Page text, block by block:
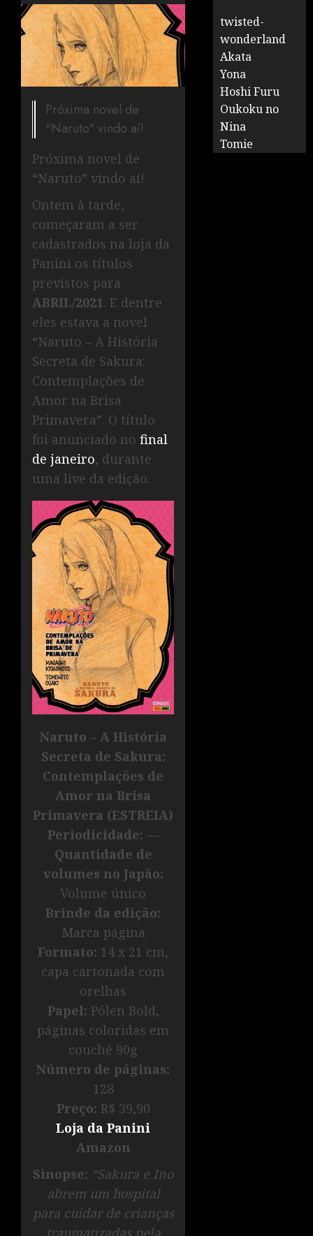
Próxima novel de
"Naruto" vindo aí!
Próxima novel de
“Naruto” vindo aí!
Ontem à tarde,
começaram a ser
cadastrados na loja da
Panini os títulos
previstos para
ABRIL/2021. E dentre
eles estava a novel
“Naruto – A História
Secreta de Sakura:
Contemplações de
Amor na Brisa
Primavera”. O título
foi anunciado no final
de janeiro, durante
uma live da edição.
Naruto – A História
Secreta de Sakura:
Contemplações de
Amor na Brisa
Primavera (ESTREIA)
Periodicidade: —
Quantidade de
volumes no Japão:
Volume único
Brinde da edição:
Marca página
Formato: 14 x 21 cm,
capa cartonada com
orelhas
Papel: Pólen Bold,
páginas coloridas em
couché 90g
Número de páginas:
128
Preço: R$ 39,90
Loja da Panini
Amazon
Sinopse: “Sakura e Ino
abrem um hospital
para cuidar de crianças
traumatizadas pela
twisted-
wonderland
Akata
Yona
Hoshi Furu
Oukoku no
Nina
Tomie